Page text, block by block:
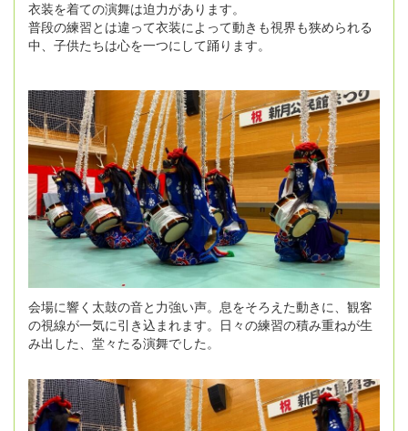
衣装を着ての演舞は迫力があります。
普段の練習とは違って衣装によって動きも視界も狭められる
中、子供たちは心を一つにして踊ります。
会場に響く太鼓の音と力強い声。息をそろえた動きに、観客
の視線が一気に引き込まれます。日々の練習の積み重ねが生
み出した、堂々たる演舞でした。